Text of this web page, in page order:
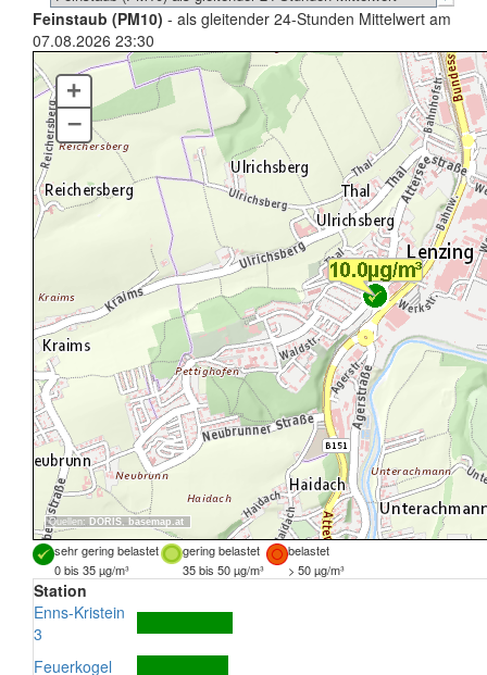
Feinstaub (PM10) - als gleitender 24-Stunden Mittelwert am
07.08.2026 23:30
Quellen: DORIS, basemap.at
+
–
sehr gering belastet gering belastet
belastet
0 bis 35 µg/m³
35 bis 50 µg/m³ > 50 µg/m³
Station
Enns-Kristein
3
Feuerkogel